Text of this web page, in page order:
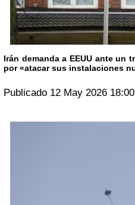
Irán demanda a EEUU ante un
por «atacar sus instalaciones
Publicado 12 May 2026 18:00